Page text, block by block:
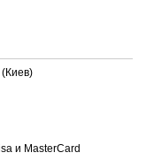
и MasterCard